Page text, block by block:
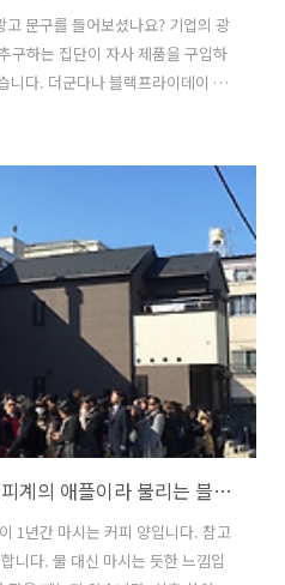
문구를 들어보셨나요? 기업의 광
구하는 집단이 자사 제품을 구입하
니다. 더군다나 블랙프라이데이 행
. 이렇게 도발적인 카피를 주창하
알려져 있습니다. 앞선 카피를 통
성을 직관적으로 이해할 수 있습
타고니아'입니다. 해당 매거진은 파
분들, 파타고니아가 추구하는 가치
성장 스토리를 배우고 싶은 분들
매거진 B 블루보틀 후기 - 커피계의 애플이라 불리는 블루보틀 브랜드 전략
1년간 마시는 커피 양입니다. 참고
니다. 물 대신 마시는 듯한 느낌입